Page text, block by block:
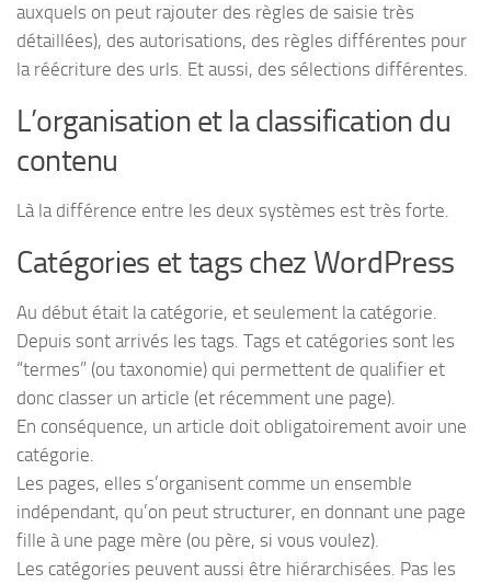
auxquels on peut rajouter des règles de saisie très
détaillées), des autorisations, des règles différentes pour
la réécriture des urls. Et aussi, des sélections différentes.
L’organisation et la classification du
contenu
Là la différence entre les deux systèmes est très forte.
Catégories et tags chez WordPress
Au début était la catégorie, et seulement la catégorie.
Depuis sont arrivés les tags. Tags et catégories sont les
“termes” (ou taxonomie) qui permettent de qualifier et
donc classer un article (et récemment une page).
En conséquence, un article doit obligatoirement avoir une
catégorie.
Les pages, elles s’organisent comme un ensemble
indépendant, qu’on peut structurer, en donnant une page
fille à une page mère (ou père, si vous voulez).
Les catégories peuvent aussi être hiérarchisées. Pas les